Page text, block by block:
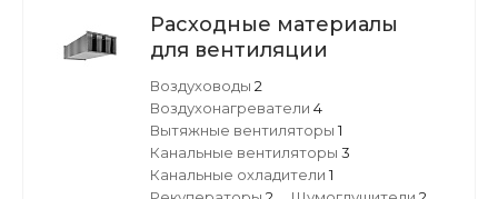
Расходные материалы
для вентиляции
Воздуховоды 2
Воздухонагреватели 4
Вытяжные вентиляторы 1
Канальные вентиляторы 3
Канальные охладители 1